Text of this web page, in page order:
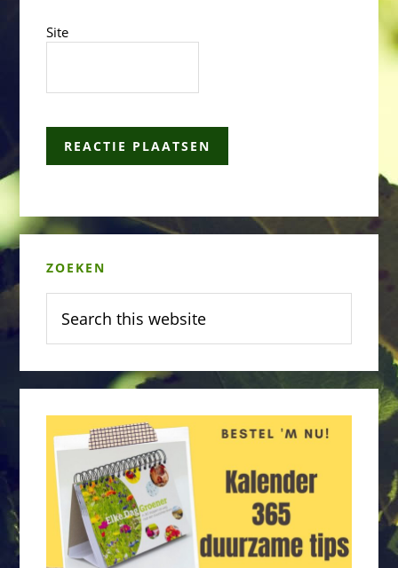
Site
Primary
Sidebar
ZOEKEN
this
website